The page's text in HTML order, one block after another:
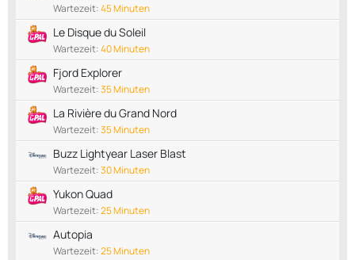
Wartezeit:45 Minuten
Le Disque du Soleil
Wartezeit:40 Minuten
Fjord Explorer
Wartezeit:35 Minuten
La Rivière du Grand Nord
Wartezeit:35 Minuten
Buzz Lightyear Laser Blast
Wartezeit:30 Minuten
Yukon Quad
Wartezeit:25 Minuten
Autopia
Wartezeit:25 Minuten